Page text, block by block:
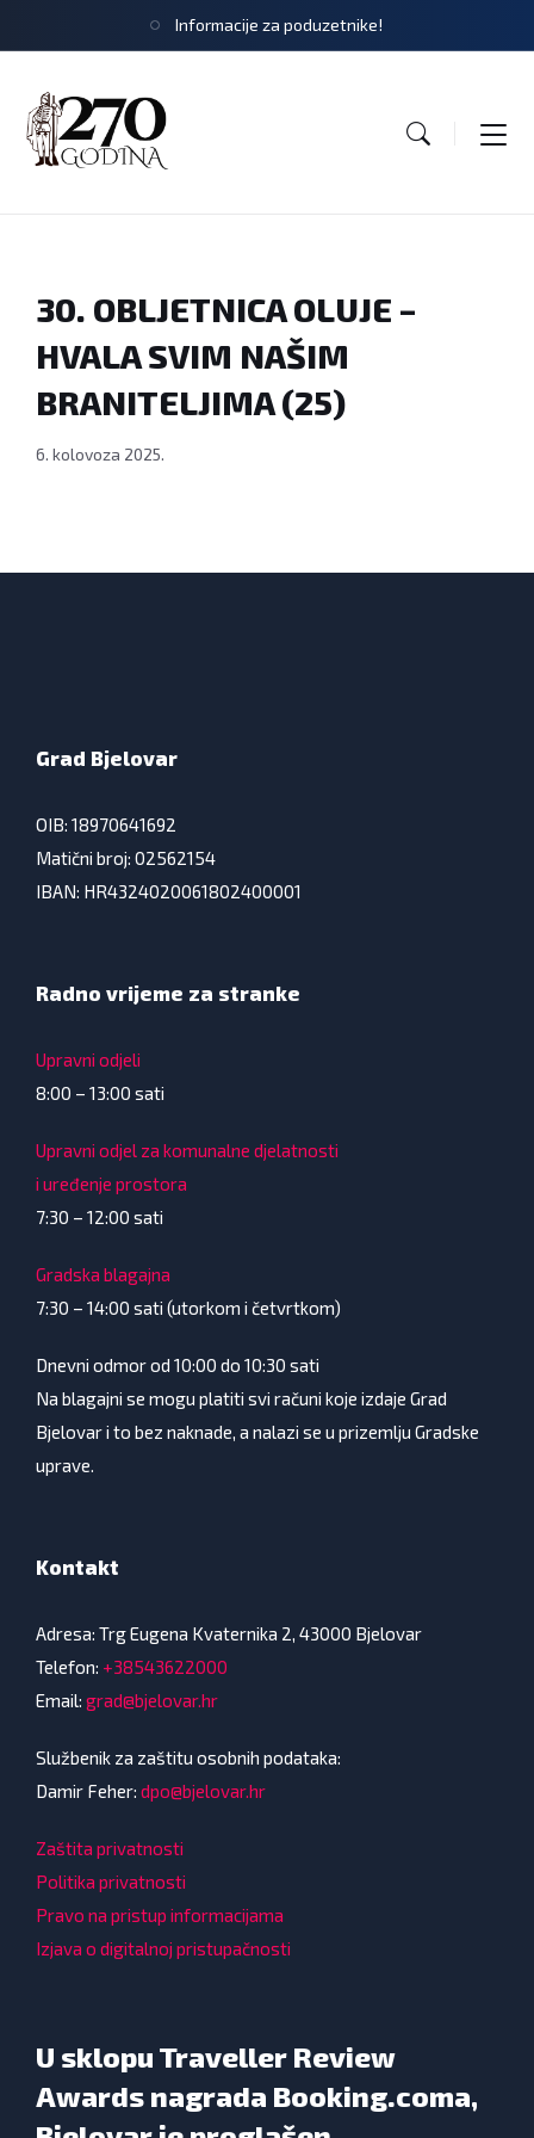
Informacije za poduzetnike!
30. OBLJETNICA OLUJE –
HVALA SVIM NAŠIM
BRANITELJIMA (25)
6. kolovoza 2025.
Grad Bjelovar
OIB: 18970641692
Matični broj: 02562154
IBAN: HR4324020061802400001
Radno vrijeme za stranke
Upravni odjeli
8:00 – 13:00 sati
Upravni odjel za komunalne djelatnosti
i uređenje prostora
7:30 – 12:00 sati
Gradska blagajna
7:30 – 14:00 sati (utorkom i četvrtkom)
Dnevni odmor od 10:00 do 10:30 sati
Na blagajni se mogu platiti svi računi koje izdaje Grad
Bjelovar i to bez naknade, a nalazi se u prizemlju Gradske
uprave.
Kontakt
Adresa: Trg Eugena Kvaternika 2, 43000 Bjelovar
Telefon: +38543622000
Email: grad@bjelovar.hr
Službenik za zaštitu osobnih podataka:
Damir Feher: dpo@bjelovar.hr
Zaštita privatnosti
Politika privatnosti
Pravo na pristup informacijama
Izjava o digitalnoj pristupačnosti
U sklopu Traveller Review
Awards nagrada Booking.coma,